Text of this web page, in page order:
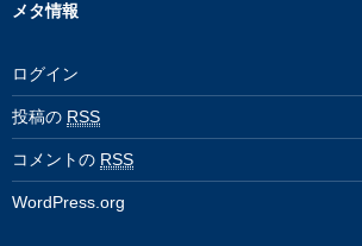
メタ情報
ログイン
投稿の RSS
コメントの RSS
WordPress.org